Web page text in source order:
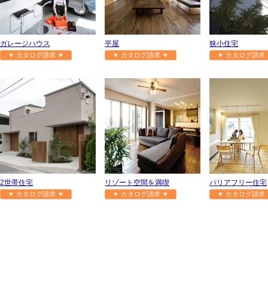
ガレージハウス
▼ カタログ請求 ▼
平屋
▼ カタログ請求 ▼
狭小住宅
▼ カタログ請
2世帯住宅
▼ カタログ請求 ▼
リゾート空間を満喫
▼ カタログ請求 ▼
バリアフリー住宅
▼ カタログ請